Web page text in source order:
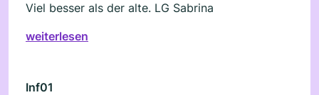
Viel besser als der alte. LG Sabrina
weiterlesen
Inf01